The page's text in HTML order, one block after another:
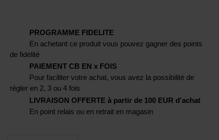
PROGRAMME FIDELITE
En achetant ce produit vous pouvez gagner des points
de fidélité
PAIEMENT CB EN x FOIS
Pour faciliter votre achat, vous avez la possibilité de
régler en 2, 3 ou 4 fois
LIVRAISON OFFERTE à partir de 100 EUR d'achat
En point relais ou en retrait en magasin